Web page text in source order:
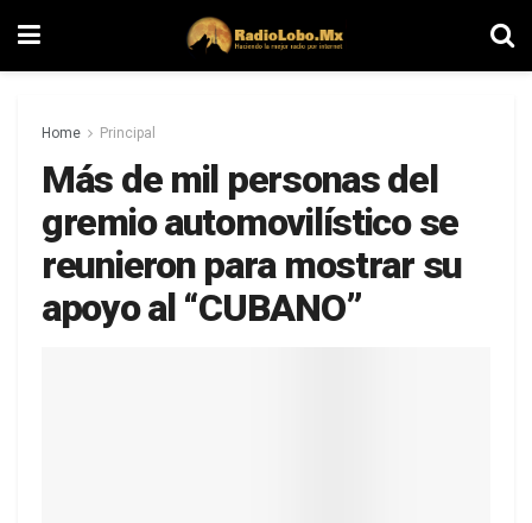
Home Principal
Más de mil personas del
gremio automovilístico se
reunieron para mostrar su
apoyo al “CUBANO”